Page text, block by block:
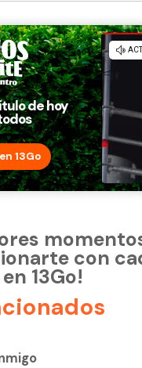
13Go
con
13Go!